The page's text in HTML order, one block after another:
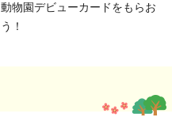
動物園デビューカードをもらお
う！